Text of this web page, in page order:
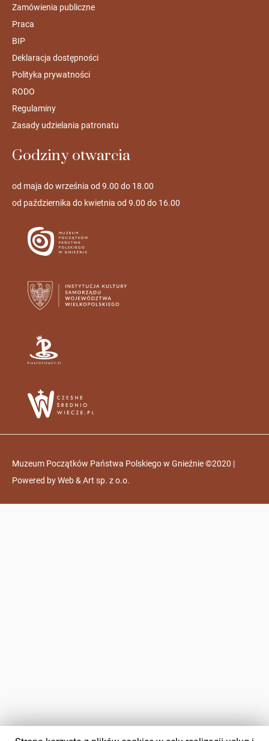
Zamówienia publiczne
Praca
BIP
Deklaracja dostępności
Polityka prywatności
RODO
Regulaminy
Zasady udzielania patronatu
Godziny otwarcia
od maja do września od 9.00 do 18.00
od października do kwietnia od 9.00 do 16.00
Muzeum Początków Państwa Polskiego w Gnieźnie ©2020 |
Powered byWeb & Art sp. z o.o.